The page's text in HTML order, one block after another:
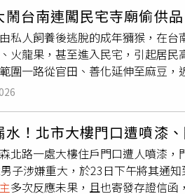
當比例，因應未來維護修繕和汰舊
續支應光電板的運作，政策也才能
。未來屋頂上的光電板就和建築
任。（示意圖／民眾提供）究竟
套是否能逐一補齊了！
築面積估算，光電板初始建置成本
事長吳國寶質疑，屋頂光電新制未
落造成的生命財產損失的風險。
用就好，通常新社區住到第3年，
除維護、清洗、零件更換的費用
每年淨利也所剩不多。然而上述
頂面積有限且分散，電力系統需
度，且透天通常都沒有管委會，未
透天社區，因沒有管委會，未來
業者提供）大台中不動產開發公
建築基地若超過302坪，仍必須納
工作背景，再決定是否出租。此外
供識別證、工作證明等文件，作為
見，感嘆「好像不是工程師就比
租。也有人替便當店老闆打氣，
早日找到合適住處。不過，也有
年租霸、欠租及租屋糾紛事件時
約及管理成本，因此科技業工程
會希望挑選工作較穩定的人」。此
部分人認為，願意年繳租金並不只
後衍生租屋糾紛的風險。不過，
選條件，是否已影響租屋公平性，
「通知7次」說法純屬「蒙太奇式
駁斥，強調從頭到尾都沒有這件
入訴訟的成本與實際損失。范姜
存續期間合法居住在共同出資的
義，「說實話不談錢還要談感情
、維持生活，一再提醒自己工作
經歷來換取業配。只能說，有些人
到，即便2人夫妻緣分已盡，自己
界明辨事實，勿受經篩選、重組
留言。關於搬遷事件討論至此,不
鬧台南連闖民宅寺廟偷供
私人飼養後逃脫的成年獼猴，在
火龍果，甚至進入民宅，引起居
圍一路從官田、善化延伸至麻豆
獼猴突然闖入麻豆區一戶民宅，
管線、電線及屋頂快速移動，在民
則跑到附近果園摘食水果，宛如把
場圍捕，義消也加入協助。不過，
快速逃離，讓多次捕捉行動都以
今仍無法順利將牠捕獲。農業局指
目前尚未傳出攻擊民眾或造成重
水！北市大樓門口遭噴漆
北路一處大樓住戶門口遭人噴漆
子涉嫌重大，於23日下午將其通
多次反應未果，且也寄發存證信